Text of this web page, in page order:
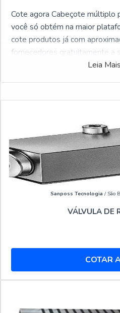
Cote agora Cabeçote múltiplo
você só obtém na maior
cote produtos já com
fornecedores gratuitamente a
Leia Mais
Sanposs Tecnologia / São
VÁLVULA DE
COTAR